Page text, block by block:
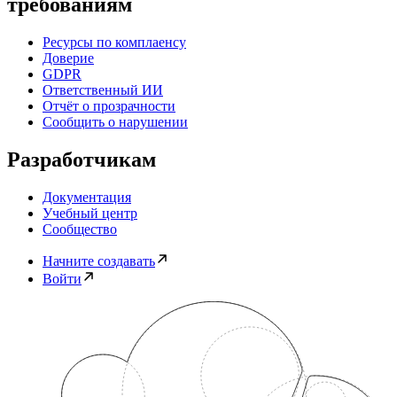
Ресурсы по комплаенсу
Доверие
GDPR
Ответственный ИИ
Отчёт о прозрачности
Сообщить о нарушении
Разработчикам
Документация
Учебный центр
Сообщество
Начните создавать
Войти